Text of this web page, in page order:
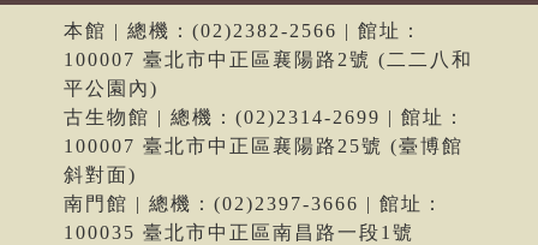
本館 | 總機：(02)2382-2566 | 館址：
100007 臺北市中正區襄陽路2號 (二二八和
平公園內)
古生物館 | 總機：(02)2314-2699 | 館址：
100007 臺北市中正區襄陽路25號 (臺博館
斜對面)
南門館 | 總機：(02)2397-3666 | 館址：
100035 臺北市中正區南昌路一段1號